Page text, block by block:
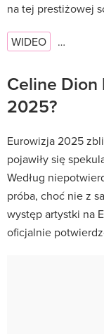
na tej prestiżowej
WIDEO …
Celine
2025?
Eurowizja 2025
pojawiły się
Według
próba, choć nie z
występ artystki na
oficjalnie